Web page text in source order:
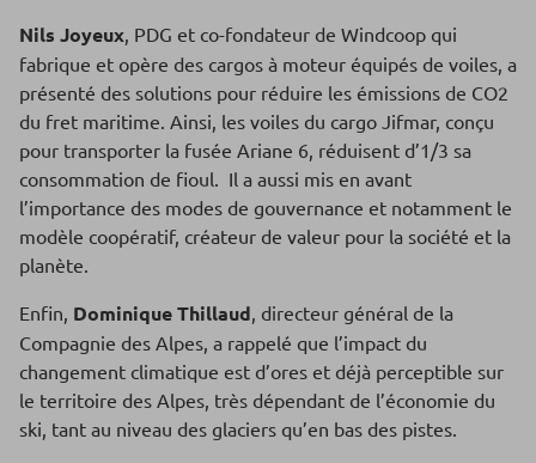
Nils Joyeux, PDG et co-fondateur de Windcoop qui
fabrique et opère des cargos à moteur équipés de voiles, a
présenté des solutions pour réduire les émissions de CO2
du fret maritime. Ainsi, les voiles du cargo Jifmar, conçu
pour transporter la fusée Ariane 6, réduisent d’1/3 sa
consommation de fioul. Il a aussi mis en avant
l’importance des modes de gouvernance et notamment le
modèle coopératif, créateur de valeur pour la société et la
planète.
Enfin, Dominique Thillaud, directeur général de la
Compagnie des Alpes, a rappelé que l’impact du
changement climatique est d’ores et déjà perceptible sur
le territoire des Alpes, très dépendant de l’économie du
ski, tant au niveau des glaciers qu’en bas des pistes.